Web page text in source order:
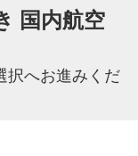
国内航空
択へお進みくだ